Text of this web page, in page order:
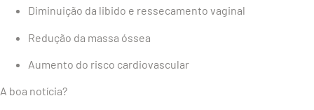
Diminuição da libido e ressecamento vaginal
Redução da massa óssea
Aumento do risco cardiovascular
A boa notícia?